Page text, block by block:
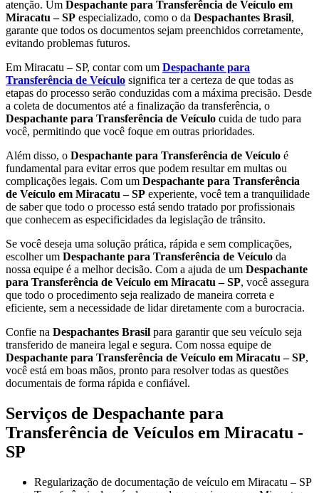
atenção. Um Despachante para Transferência de Veículo em
Miracatu – SP especializado, como o da Despachantes Brasil,
garante que todos os documentos sejam preenchidos corretamente,
evitando problemas futuros.
Em Miracatu – SP, contar com um Despachante para
Transferência de Veículo significa ter a certeza de que todas as
etapas do processo serão conduzidas com a máxima precisão. Desde
a coleta de documentos até a finalização da transferência, o
Despachante para Transferência de Veículo cuida de tudo para
você, permitindo que você foque em outras prioridades.
Além disso, o Despachante para Transferência de Veículo é
fundamental para evitar erros que podem resultar em multas ou
complicações legais. Com um Despachante para Transferência
de Veículo em Miracatu – SP experiente, você tem a tranquilidade
de saber que todo o processo está sendo tratado por profissionais
que conhecem as especificidades da legislação de trânsito.
Se você deseja uma solução prática, rápida e sem complicações,
escolher um Despachante para Transferência de Veículo da
nossa equipe é a melhor decisão. Com a ajuda de um Despachante
para Transferência de Veículo em Miracatu – SP, você assegura
que todo o procedimento seja realizado de maneira correta e
eficiente, sem a necessidade de lidar diretamente com a burocracia.
Confie na Despachantes Brasil para garantir que seu veículo seja
transferido de maneira legal e segura. Com nossa equipe de
Despachante para Transferência de Veículo em Miracatu – SP,
você está em boas mãos, pronto para resolver todas as questões
documentais de forma rápida e confiável.
Serviços de Despachante para
Transferência de Veículos em Miracatu -
SP
Regularização de documentação de veículo em Miracatu – SP